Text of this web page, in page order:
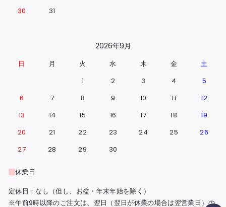
30
31
2026年9月
日 月 火 水 木 金
土
1
2 3 4
5
6
7 8 9 10 11
12
13
14 15 16 17 18
19
20
21 22 23 24 25
26
27
28 29 30
休業日
定休日：なし（但し、お盆・年末年始を除く）
※午前9時以降のご注文は、翌日（翌日が休業の場合は翌営業日）の